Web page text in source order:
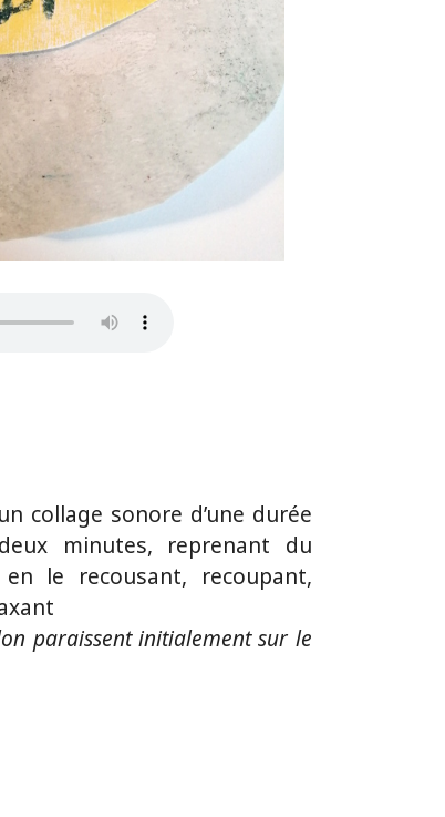
collage sonore d’une durée
minutes, reprenant du
le recousant, recoupant,
paraissent initialement sur le